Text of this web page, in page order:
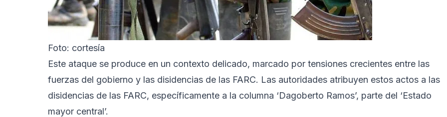
Foto: cortesía
Este ataque se produce en un contexto delicado, marcado por tensiones crecientes entre las
fuerzas del gobierno y las disidencias de las FARC. Las autoridades atribuyen estos actos a las
disidencias de las FARC, específicamente a la columna ‘Dagoberto Ramos’, parte del ‘Estado
mayor central’.